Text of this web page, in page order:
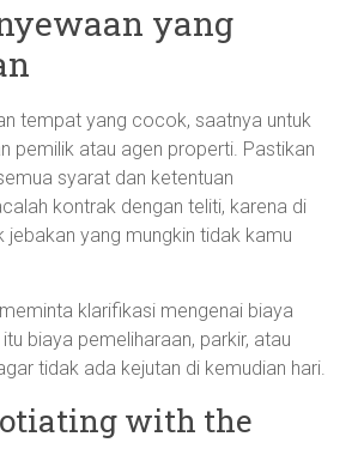
yang
tempat yang cocok, saatnya untuk
pemilik atau agen properti. Pastikan
syarat dan ketentuan
kontrak dengan teliti, karena di
jebakan yang mungkin tidak kamu
klarifikasi mengenai biaya
biaya pemeliharaan, parkir, atau
tidak ada kejutan di kemudian hari.
with the